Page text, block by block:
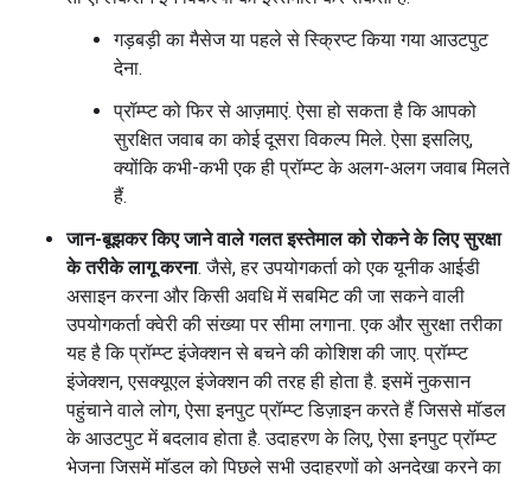
गड़बड़ी का मैसेज या पहले से स्क्रिप्ट किया गया आउटपुट
देना.
प्रॉम्प्ट को फिर से आज़माएं. ऐसा हो सकता है कि आपको
सुरक्षित जवाब का कोई दूसरा विकल्प मिले. ऐसा इसलिए,
क्योंकि कभी-कभी एक ही प्रॉम्प्ट के अलग-अलग जवाब मिलते
हैं.
जान-बूझकर किए जाने वाले गलत इस्तेमाल को रोकने के लिए सुरक्षा
के तरीके लागू करना. जैसे, हर उपयोगकर्ता को एक यूनीक आईडी
असाइन करना और किसी अवधि में सबमिट की जा सकने वाली
उपयोगकर्ता क्वेरी की संख्या पर सीमा लगाना. एक और सुरक्षा तरीका
यह है कि प्रॉम्प्ट इंजेक्शन से बचने की कोशिश की जाए. प्रॉम्प्ट
इंजेक्शन, एसक्यूएल इंजेक्शन की तरह ही होता है. इसमें नुकसान
पहुंचाने वाले लोग, ऐसा इनपुट प्रॉम्प्ट डिज़ाइन करते हैं जिससे मॉडल
के आउटपुट में बदलाव होता है. उदाहरण के लिए, ऐसा इनपुट प्रॉम्प्ट
भेजना जिसमें मॉडल को पिछले सभी उदाहरणों को अनदेखा करने का